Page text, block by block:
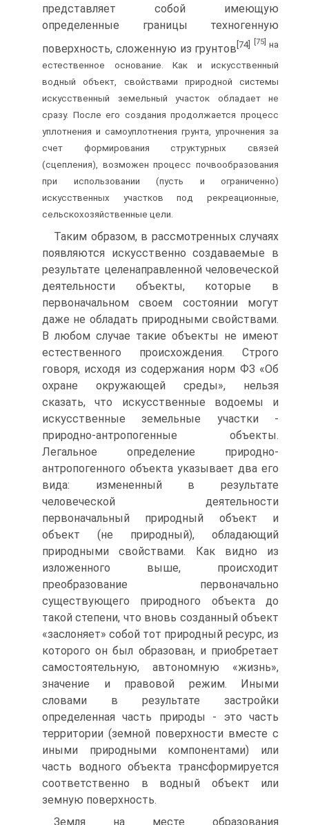
представляет собой имеющую
определенные границы техногенную
поверхность, сложенную из грунтов[74] [75] на
естественное основание. Как и искусственный
водный объект, свойствами природной системы
искусственный земельный участок обладает не
сразу. После его создания продолжается процесс
уплотнения и самоуплотнения грунта, упрочнения за
счет формирования структурных связей
(сцепления), возможен процесс почвообразования
при использовании (пусть и ограниченно)
искусственных участков под рекреационные,
сельскохозяйственные цели.
Таким образом, в рассмотренных случаях
появляются искусственно создаваемые в
результате целенаправленной человеческой
деятельности объекты, которые в
первоначальном своем состоянии могут
даже не обладать природными свойствами.
В любом случае такие объекты не имеют
естественного происхождения. Строго
говоря, исходя из содержания норм ФЗ «Об
охране окружающей среды», нельзя
сказать, что искусственные водоемы и
искусственные земельные участки -
природно-антропогенные объекты.
Легальное определение природно-
антропогенного объекта указывает два его
вида: измененный в результате
человеческой деятельности
первоначальный природный объект и
объект (не природный), обладающий
природными свойствами. Как видно из
изложенного выше, происходит
преобразование первоначально
существующего природного объекта до
такой степени, что вновь созданный объект
«заслоняет» собой тот природный ресурс, из
которого он был образован, и приобретает
самостоятельную, автономную «жизнь»,
значение и правовой режим. Иными
словами в результате застройки
определенная часть природы - это часть
территории (земной поверхности вместе с
иными природными компонентами) или
часть водного объекта трансформируется
соответственно в водный объект или
земную поверхность.
Земля на месте образования